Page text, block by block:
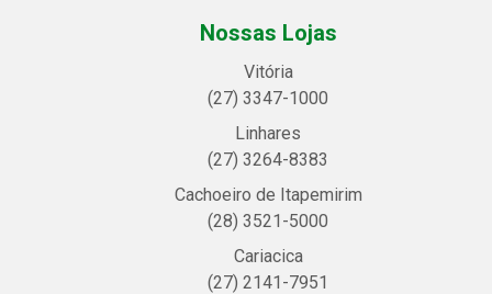
Nossas Lojas
Vitória
(27) 3347-1000
Linhares
(27) 3264-8383
Cachoeiro de Itapemirim
(28) 3521-5000
Cariacica
(27) 2141-7951